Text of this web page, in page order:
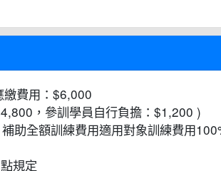
費用：$6,000
，參訓學員自行負擔：$1,200 )
助全額訓練費用適用對象訓練費用
規定